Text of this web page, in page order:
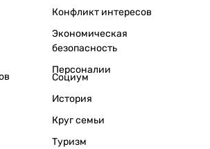
Конфликт интересов
Экономическая
безопасность
Персоналии
Социум
История
Круг семьи
Туризм